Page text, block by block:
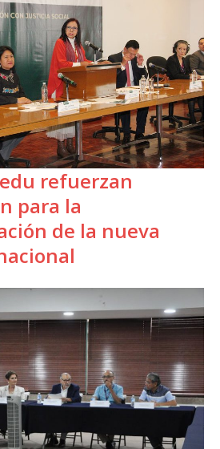
refuerzan
para la
de la nueva